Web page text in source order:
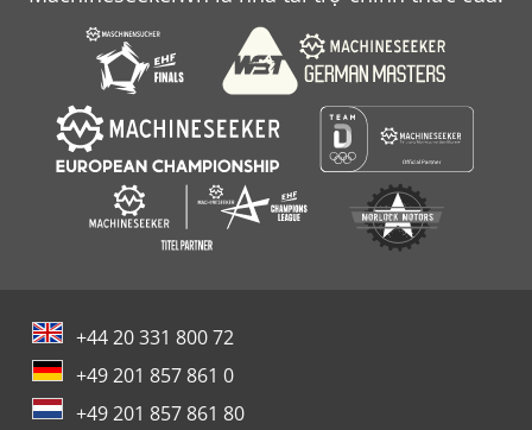
+44 20 331 800 72
+49 201 857 861 0
+49 201 857 861 80